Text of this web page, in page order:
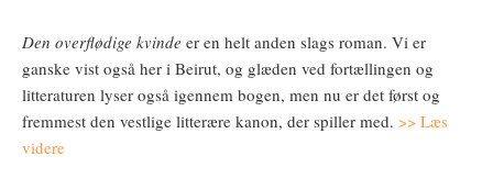
Den overflødige kvinde er en helt anden slags roman. Vi er
ganske vist også her i Beirut, og glæden ved fortællingen og
litteraturen lyser også igennem bogen, men nu er det først og
fremmest den vestlige litterære kanon, der spiller med. >> Læs
videre